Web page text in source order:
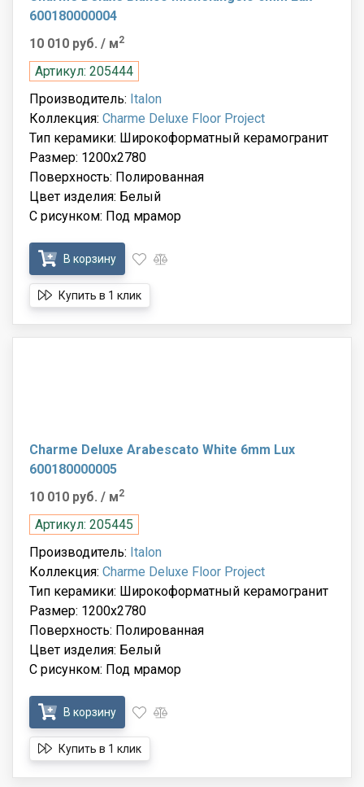
600180000004
10 010 руб. / м2
Артикул: 205444
Производитель: Italon
Коллекция: Charme Deluxe Floor Project
Тип керамики: Широкоформатный керамогранит
Размер: 1200x2780
Поверхность: Полированная
Цвет изделия: Белый
С рисунком: Под мрамор
В корзину
Купить в 1 клик
Charme Deluxe Arabescato White 6mm Lux
600180000005
10 010 руб. / м2
Артикул: 205445
Производитель: Italon
Коллекция: Charme Deluxe Floor Project
Тип керамики: Широкоформатный керамогранит
Размер: 1200x2780
Поверхность: Полированная
Цвет изделия: Белый
С рисунком: Под мрамор
В корзину
Купить в 1 клик